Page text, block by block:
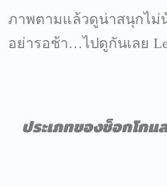
ภาพตามแล้วดูน่าสนุกไม่
อย่ารอช้า…ไปดูกันเลย
ประเภทของช็อกโก